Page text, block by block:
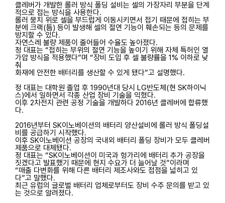
클레버가 개발한 롤러 방식 폴딩 설비는 셀의 가장자리 부분을 단계
적으로 접는 방식을 사용한다.
롤러 뭉치 위로 셀을 부드럽게 이동시키면서 접기 때문에 접히는 부
분에 크랙(틈) 등이 발생해 셀의 절연 기능이 훼손되는 등의 문제를
방지할 수 있다.
자연스레 불량 제품이 줄어들어 수율도 높아졌다.
정 대표는 “접히는 부위의 절연 기능을 높이기 위해 자체 특허인 열
가압 방식을 적용했다”며 “장비 도입 후 셀 불량률을 1% 이하로 낮
춰
화재에 안전한 배터리를 생산할 수 있게 됐다”고 설명했다.
정 대표는 대학원 졸업 후 1990년대 당시 LG반도체(현 SK하이닉
스)에서 일하면서 각종 산업 장비 기술을 익혔다.
이후 2차전지 관련 공정 기술을 개발하다 2016년 클레버에 합류했
다.
2016년부터 SK이노베이션의 배터리 양산설비에 롤러 방식 폴딩설
비를 공급하기 시작했다.
이후 SK이노베이션 공장의 국내외 배터리 폴딩 장비가 모두 클레버
제품으로 대체됐다.
정 대표는 “SK이노베이션이 미국과 헝가리에 배터리 추가 공장을
짓겠다고 발표했기 때문에 현지 수요가 더 늘어날 것”이라며
“매출 다변화를 위해 다른 배터리 제조사와도 접점을 넓히고 있
다”고 말했다.
최근 유럽의 글로벌 배터리 업체로부터도 장비 수주 문의를 받고 있
는 것으로 알려졌다.